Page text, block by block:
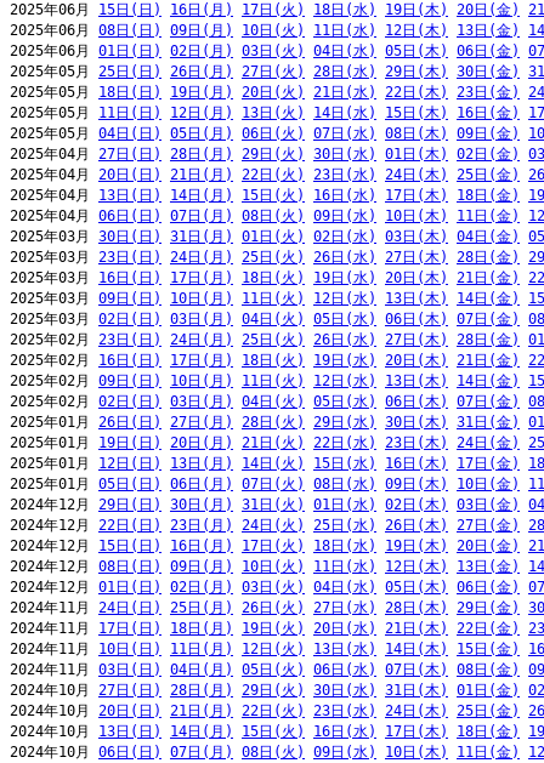
2025年06月 15日(日) 16日(月) 17日(火) 18日(水) 19日(木) 20日(金)
2025年06月 08日(日) 09日(月) 10日(火) 11日(水) 12日(木) 13日(金)
2025年06月 01日(日) 02日(月) 03日(火) 04日(水) 05日(木) 06日(金)
2025年05月 25日(日) 26日(月) 27日(火) 28日(水) 29日(木) 30日(金)
2025年05月 18日(日) 19日(月) 20日(火) 21日(水) 22日(木) 23日(金)
2025年05月 11日(日) 12日(月) 13日(火) 14日(水) 15日(木) 16日(金)
2025年05月 04日(日) 05日(月) 06日(火) 07日(水) 08日(木) 09日(金)
2025年04月 27日(日) 28日(月) 29日(火) 30日(水) 01日(木) 02日(金)
2025年04月 20日(日) 21日(月) 22日(火) 23日(水) 24日(木) 25日(金)
2025年04月 13日(日) 14日(月) 15日(火) 16日(水) 17日(木) 18日(金)
2025年04月 06日(日) 07日(月) 08日(火) 09日(水) 10日(木) 11日(金)
2025年03月 30日(日) 31日(月) 01日(火) 02日(水) 03日(木) 04日(金)
2025年03月 23日(日) 24日(月) 25日(火) 26日(水) 27日(木) 28日(金)
2025年03月 16日(日) 17日(月) 18日(火) 19日(水) 20日(木) 21日(金)
2025年03月 09日(日) 10日(月) 11日(火) 12日(水) 13日(木) 14日(金)
2025年03月 02日(日) 03日(月) 04日(火) 05日(水) 06日(木) 07日(金)
2025年02月 23日(日) 24日(月) 25日(火) 26日(水) 27日(木) 28日(金)
2025年02月 16日(日) 17日(月) 18日(火) 19日(水) 20日(木) 21日(金)
2025年02月 09日(日) 10日(月) 11日(火) 12日(水) 13日(木) 14日(金)
2025年02月 02日(日) 03日(月) 04日(火) 05日(水) 06日(木) 07日(金)
2025年01月 26日(日) 27日(月) 28日(火) 29日(水) 30日(木) 31日(金)
2025年01月 19日(日) 20日(月) 21日(火) 22日(水) 23日(木) 24日(金)
2025年01月 12日(日) 13日(月) 14日(火) 15日(水) 16日(木) 17日(金)
2025年01月 05日(日) 06日(月) 07日(火) 08日(水) 09日(木) 10日(金)
2024年12月 29日(日) 30日(月) 31日(火) 01日(水) 02日(木) 03日(金)
2024年12月 22日(日) 23日(月) 24日(火) 25日(水) 26日(木) 27日(金)
2024年12月 15日(日) 16日(月) 17日(火) 18日(水) 19日(木) 20日(金)
2024年12月 08日(日) 09日(月) 10日(火) 11日(水) 12日(木) 13日(金)
2024年12月 01日(日) 02日(月) 03日(火) 04日(水) 05日(木) 06日(金)
2024年11月 24日(日) 25日(月) 26日(火) 27日(水) 28日(木) 29日(金)
2024年11月 17日(日) 18日(月) 19日(火) 20日(水) 21日(木) 22日(金)
2024年11月 10日(日) 11日(月) 12日(火) 13日(水) 14日(木) 15日(金)
2024年11月 03日(日) 04日(月) 05日(火) 06日(水) 07日(木) 08日(金)
2024年10月 27日(日) 28日(月) 29日(火) 30日(水) 31日(木) 01日(金)
2024年10月 20日(日) 21日(月) 22日(火) 23日(水) 24日(木) 25日(金)
2024年10月 13日(日) 14日(月) 15日(火) 16日(水) 17日(木) 18日(金)
2024年10月 06日(日) 07日(月) 08日(火) 09日(水) 10日(木) 11日(金)